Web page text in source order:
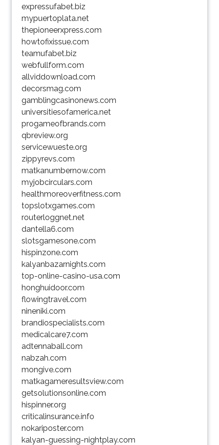
expressufabet.biz
mypuertoplata.net
thepioneerxpress.com
howtofixissue.com
teamufabet.biz
webfullform.com
allviddownload.com
decorsmag.com
gamblingcasinonews.com
universitiesofamerica.net
progameofbrands.com
qbreview.org
servicewueste.org
zippyrevs.com
matkanumbernow.com
myjobcirculars.com
healthmoreoverfitness.com
topslotxgames.com
routerloggnet.net
dantella6.com
slotsgamesone.com
hispinzone.com
kalyanbazarnights.com
top-online-casino-usa.com
honghuidoor.com
flowingtravel.com
nineniki.com
brandiospecialists.com
medicalcare7.com
adtennaball.com
nabzah.com
mongive.com
matkagameresultsview.com
getsolutionsonline.com
hispinner.org
criticalinsurance.info
nokariposter.com
kalyan-guessing-nightplay.com